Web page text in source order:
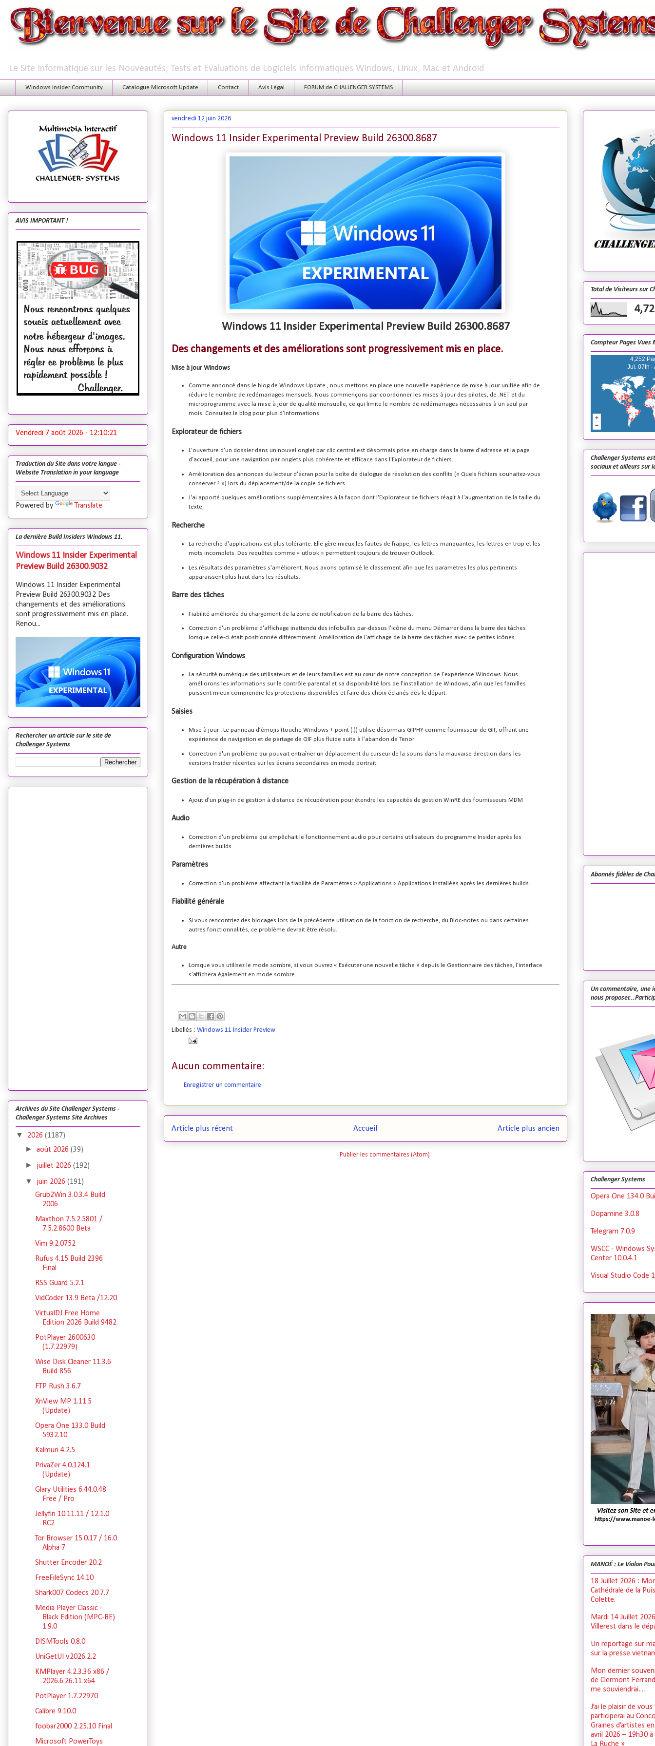
Le Site Informatique sur les Nouveautés, Tests et Evaluations de Logiciels Informatiques Windows, Linux, Mac et Android
Windows Insider Community Catalogue Microsoft Update Contact Avis Légal FORUM de CHALLENGER SYSTEMS
vendredi 12 juin 2026
Windows 11 Insider Experimental Preview Build 26300.8687
Windows 11 Insider Experimental Preview Build 26300.8687
Des changements et des améliorations sont progressivement mis en place.
Mise à jour Windows
Comme annoncé dans le blog de Windows Update , nous mettons en place une nouvelle expérience de mise à jour unifiée afin de
réduire le nombre de redémarrages mensuels. Nous commençons par coordonner les mises à jour des pilotes, de .NET et du
microprogramme avec la mise à jour de qualité mensuelle, ce qui limite le nombre de redémarrages nécessaires à un seul par
mois. Consultez le blog pour plus d'informations.
Explorateur de fichiers
L'ouverture d'un dossier dans un nouvel onglet par clic central est désormais prise en charge dans la barre d'adresse et la page
d'accueil, pour une navigation par onglets plus cohérente et efficace dans l'Explorateur de fichiers.
Amélioration des annonces du lecteur d'écran pour la boîte de dialogue de résolution des conflits (« Quels fichiers souhaitez-vous
conserver ? ») lors du déplacement/de la copie de fichiers.
J'ai apporté quelques améliorations supplémentaires à la façon dont l'Explorateur de fichiers réagit à l'augmentation de la taille du
texte.
Recherche
La recherche d'applications est plus tolérante. Elle gère mieux les fautes de frappe, les lettres manquantes, les lettres en trop et les
mots incomplets. Des requêtes comme « utlook » permettent toujours de trouver Outlook.
Les résultats des paramètres s'améliorent. Nous avons optimisé le classement afin que les paramètres les plus pertinents
apparaissent plus haut dans les résultats.
Barre des tâches
Fiabilité améliorée du chargement de la zone de notification de la barre des tâches.
Correction d'un problème d'affichage inattendu des infobulles par-dessus l'icône du menu Démarrer dans la barre des tâches
lorsque celle-ci était positionnée différemment. Amélioration de l'affichage de la barre des tâches avec de petites icônes.
Configuration Windows
La sécurité numérique des utilisateurs et de leurs familles est au cœur de notre conception de l'expérience Windows. Nous
améliorons les informations sur le contrôle parental et sa disponibilité lors de l'installation de Windows, afin que les familles
puissent mieux comprendre les protections disponibles et faire des choix éclairés dès le départ.
Saisies
Mise à jour : Le panneau d’émojis (touche Windows + point (.)) utilise désormais GIPHY comme fournisseur de GIF, offrant une
expérience de navigation et de partage de GIF plus fluide suite à l’abandon de Tenor.
Correction d'un problème qui pouvait entraîner un déplacement du curseur de la souris dans la mauvaise direction dans les
versions Insider récentes sur les écrans secondaires en mode portrait.
Gestion de la récupération à distance
Ajout d'un plug-in de gestion à distance de récupération pour étendre les capacités de gestion WinRE des fournisseurs MDM
Audio
Correction d'un problème qui empêchait le fonctionnement audio pour certains utilisateurs du programme Insider après les
dernières builds.
Paramètres
Correction d'un problème affectant la fiabilité de Paramètres > Applications > Applications installées après les dernières builds.
Fiabilité générale
Si vous rencontriez des blocages lors de la précédente utilisation de la fonction de recherche, du Bloc-notes ou dans certaines
autres fonctionnalités, ce problème devrait être résolu.
Autre
Lorsque vous utilisez le mode sombre, si vous ouvrez « Exécuter une nouvelle tâche » depuis le Gestionnaire des tâches, l’interface
s’affichera également en mode sombre.
Libellés : Windows 11 Insider Preview
Aucun commentaire:
Enregistrer un commentaire
Article plus récent Article plus ancien
Accueil
Publier les commentaires (Atom)
AVIS IMPORTANT !
Vendredi 7 août 2026 - 12:10:22
Traduction du Site dans votre langue -
Website Translation in your language
Powered by Translate
La dernière Build Insiders Windows 11.
Windows 11 Insider Experimental
Preview Build 26300.9032
Windows 11 Insider Experimental
Preview Build 26300.9032 Des
changements et des améliorations
sont progressivement mis en place.
Renou...
Rechercher un article sur le site de
Challenger Systems
Archives du Site Challenger Systems -
Challenger Systems Site Archives
▼ 2026 (1187)
►août 2026(39)
► juillet 2026(192)
▼ juin 2026(191)
Grub2Win 3.0.3.4 Build
2006
Maxthon 7.5.2.5801 /
7.5.2.8600 Beta
Vim 9.2.0752
Rufus 4.15 Build 2396
Final
RSS Guard 5.2.1
VidCoder 13.9 Beta /12.20
VirtualDJ Free Home
Edition 2026 Build 9482
PotPlayer 2600630
(1.7.22979)
Wise Disk Cleaner 11.3.6
Build 856
FTP Rush 3.6.7
XnView MP 1.11.5
(Update)
Opera One 133.0 Build
5932.10
Kalmuri 4.2.5
PrivaZer 4.0.124.1
(Update)
Glary Utilities 6.44.0.48
Free / Pro
Jellyfin 10.11.11 / 12.1.0
RC2
Tor Browser 15.0.17 / 16.0
Alpha 7
Shutter Encoder 20.2
FreeFileSync 14.10
Shark007 Codecs 20.7.7
Media Player Classic -
Black Edition (MPC-BE)
1.9.0
DISMTools 0.8.0
UniGetUI v.2026.2.2
KMPlayer 4.2.3.36 x86 /
2026.6.26.11 x64
PotPlayer 1.7.22970
Calibre 9.10.0
foobar2000 2.25.10 Final
Microsoft PowerToys
Total de Visiteurs sur
Compteur Pages Vues
4,252
Jul. 07th -
Challenger Systems
sociaux et ailleurs sur
Abonnés fidèles de
Un commentaire, une
nous
Challenger Systems
Opera One 134.0
Dopamine 3.0.8
Telegram 7.0.9
WSCC - Windows
Center 10.0.4.1
Visual Studio Code
MANOÉ : Le Violon
18 Juillet 2026 :
Cathédrale de la
Colette.
Mardi 14 Juillet
Villerest dans le
Un reportage sur
sur la presse
Mon dernier
de Clermont
me souviendrai…
J’ai le plaisir de
participerai au
Graines d’artistes
avril 2026 – 19h30
La Ruche »